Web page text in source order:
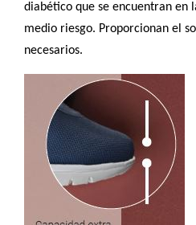
diabético que se encuentran en
medio riesgo. Proporcionan el
necesarios.